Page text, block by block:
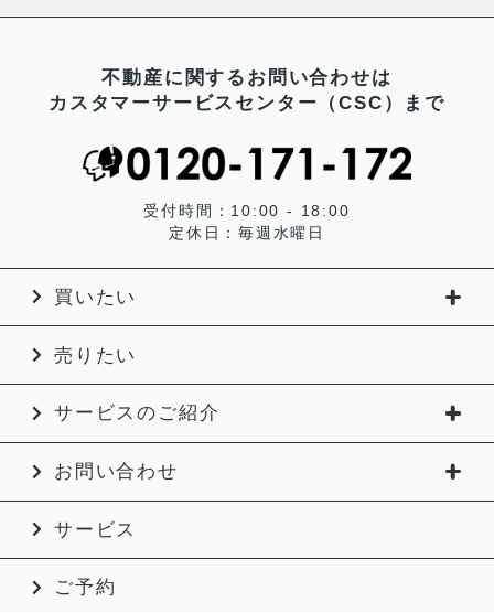
不動産に関するお問い合わせは
カスタマーサービスセンター（CSC）まで
受付時間：10:00 - 18:00
定休日：毎週水曜日
買いたい
売りたい
サービスのご紹介
お問い合わせ
サービス
ご予約